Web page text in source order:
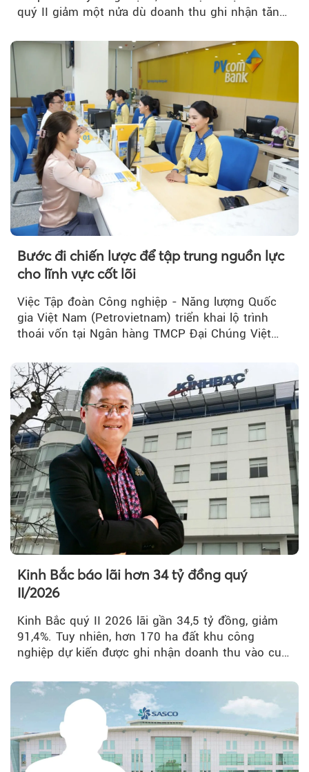
quý II giảm một nửa dù doanh thu ghi nhận tăng
Bước đi chiến lược để tập trung nguồn lực
cho lĩnh vực cốt lõi
Việc Tập đoàn Công nghiệp - Năng lượng Quốc
gia Việt Nam (Petrovietnam) triển khai lộ trình
thoái vốn tại Ngân hàng TMCP Đại Chúng Việt
Kinh Bắc báo lãi hơn 34 tỷ đồng quý
II/2026
Kinh Bắc quý II 2026 lãi gần 34,5 tỷ đồng, giảm
91,4%. Tuy nhiên, hơn 170 ha đất khu công
nghiệp dự kiến được ghi nhận doanh thu vào cuối